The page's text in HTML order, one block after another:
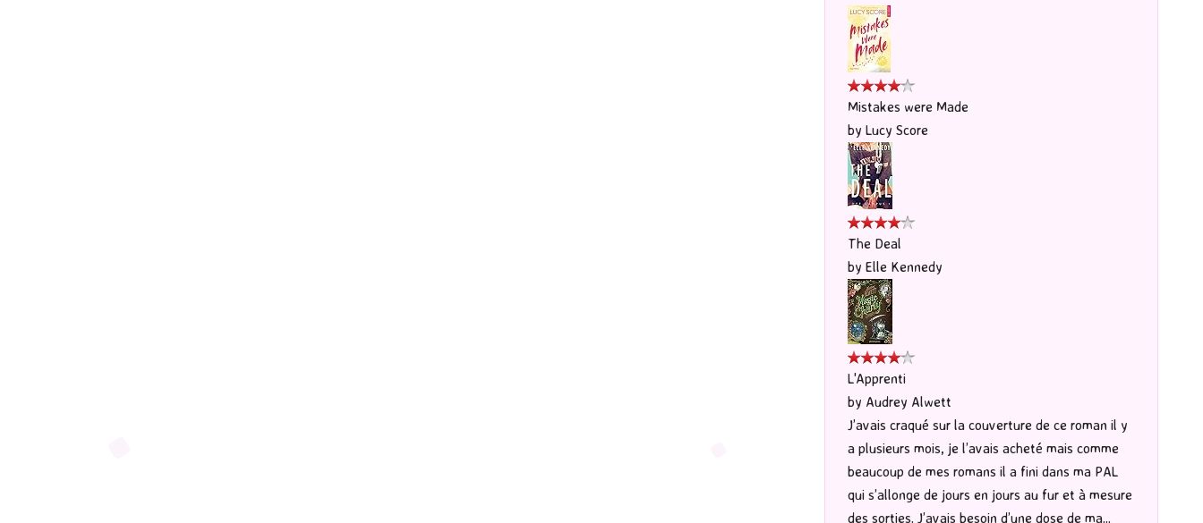
Mistakes were Made
by Lucy Score
The Deal
by Elle Kennedy
L'Apprenti
by Audrey Alwett
J’avais craqué sur la couverture de ce roman il y
a plusieurs mois, je l’avais acheté mais comme
beaucoup de mes romans il a fini dans ma PAL
qui s’allonge de jours en jours au fur et à mesure
des sorties. J’avais besoin d’une dose de ma...